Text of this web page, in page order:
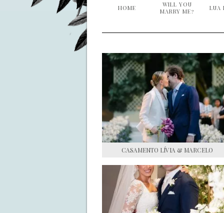
HOME
WILL YOU
MARRY ME?
LUA
CASAMENTO LÍVIA & MARCELO